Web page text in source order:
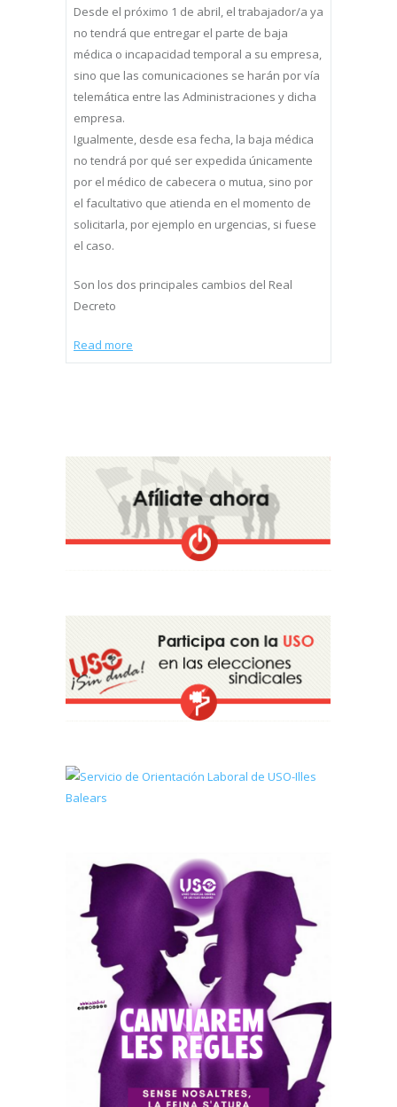
Desde el próximo 1 de abril, el trabajador/a ya
no tendrá que entregar el parte de baja
médica o incapacidad temporal a su empresa,
sino que las comunicaciones se harán por vía
telemática entre las Administraciones y dicha
empresa.
Igualmente, desde esa fecha, la baja médica
no tendrá por qué ser expedida únicamente
por el médico de cabecera o mutua, sino por
el facultativo que atienda en el momento de
solicitarla, por ejemplo en urgencias, si fuese
el caso.
Son los dos principales cambios del Real
Decreto
Read more